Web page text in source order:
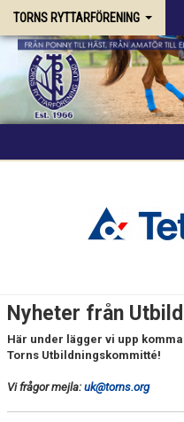
TORNS RYTTARFÖRENING
TORSDAGSHOPPNING
ÖPPEN BANA HOPPNING/
Nyheter från
Här under lägger vi upp
Torns Utbildningskommitté!
Vi frågor mejla: uk@torns.org